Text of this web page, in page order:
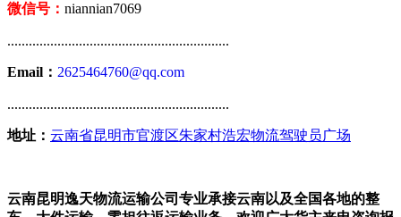
微信号： niannian7069
..............................................................
Email： 2625464760@qq.com
..............................................................
地址： 云南省昆明市官渡区朱家村浩宏物流驾驶员广场
云南昆明逸天物流运输公司专业承接云南以及全国各地的整